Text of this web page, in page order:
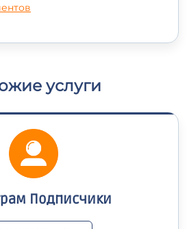
услуги
Подписчики